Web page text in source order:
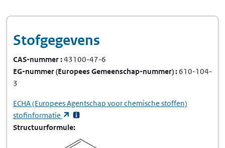
Stofgegevens
CAS-nummer 43100-47-6
EG-nummer(Europees Gemeenschap-nummer) 610-104-
3
ECHA(Europees Agentschap voor chemische stoffen)
stofinformatie
(opent in een nieuw tabblad)
Structuurformule